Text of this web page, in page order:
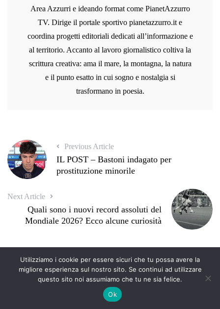
Area Azzurri e ideando format come PianetAzzurro
TV. Dirige il portale sportivo pianetazzurro.it e
coordina progetti editoriali dedicati all’informazione e
al territorio. Accanto al lavoro giornalistico coltiva la
scrittura creativa: ama il mare, la montagna, la natura
e il punto esatto in cui sogno e nostalgia si
trasformano in poesia.
Previous Article
IL POST – Bastoni indagato per
prostituzione minorile
Next Article
Quali sono i nuovi record assoluti del
Mondiale 2026? Ecco alcune curiosità
Utilizziamo i cookie per essere sicuri che tu possa avere la
migliore esperienza sul nostro sito. Se continui ad utilizzare
questo sito noi assumiamo che tu ne sia felice.
Ok